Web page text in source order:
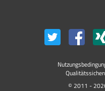
© 2011 -